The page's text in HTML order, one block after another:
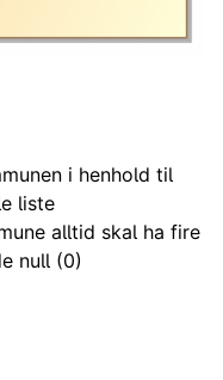
i henhold til
liste
alltid skal ha fire
null (0)